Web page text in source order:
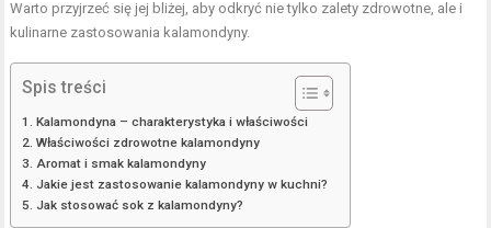
Warto przyjrzeć się jej bliżej, aby odkryć nie tylko zalety zdrowotne, ale i
kulinarne zastosowania kalamondyny.
Spis treści
Kalamondyna – charakterystyka i właściwości
Właściwości zdrowotne kalamondyny
Aromat i smak kalamondyny
Jakie jest zastosowanie kalamondyny w kuchni?
Jak stosować sok z kalamondyny?